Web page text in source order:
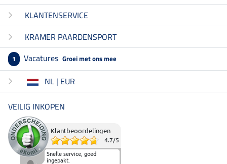
KLANTENSERVICE
KRAMER PAARDENSPORT
1 Vacatures Groei met ons mee
NL | EUR
VEILIG INKOPEN
Klantbeoordelingen
4.7/5
Snelle service, goed
ingepakt.